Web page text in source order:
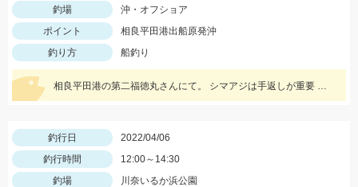
釣場
沖・オフショア
ポイント
相良平田港出船原発沖
釣り方
船釣り
相良平田港の第二福徳丸さんにて。 シマアジは手返しが重要 ２～３分アタリがなかったら上げる。
釣行日
2022/04/06
釣行時間
12:00～14:30
釣場
川奈いるか浜公園